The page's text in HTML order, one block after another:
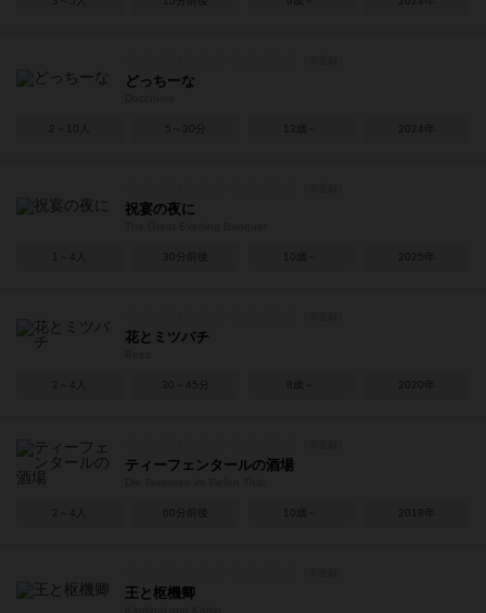
どっちーな
2～10人 5～30分 13歳～ 2024年
祝宴の夜に
1～4人 30分前後 10歳～ 2025年
花とミツバチ
2～4人 30～45分 8歳～ 2020年
ティーフェンタールの酒場
2～4人 60分前後 10歳～ 2019年
王と枢機卿